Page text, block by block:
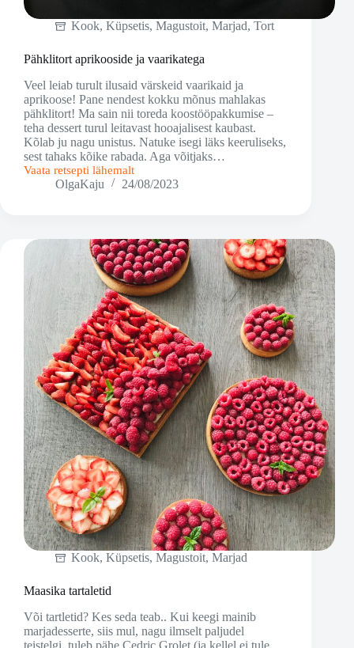
Kook, Küpsetis, Magustoit, Marjad, Tort
Pähklitort aprikooside ja vaarikatega
Veel leiab turult ilusaid värskeid vaarikaid ja
aprikoose! Pane nendest kokku mõnus mahlakas
pähklitort! Ma sain nii toreda koostööpakkumise –
teha dessert turul leitavast hooajalisest kaubast.
Kõlab ju nagu unistus. Natuke isegi läks keeruliseks,
sest tahaks kõike rabada. Aga võitjaks…
Vaata retsepti lähemalt
Pähklitort
aprikoosideOlgaKaju 24/08/2023
Kook, Küpsetis, Magustoit, Marjad
Maasika tartaletid
Või tartletid? Kes seda teab.. Kui keegi mainib
marjadesserte, siis mul, nagu ilmselt paljudel
teistelgi, tuleb pähe Cedric Grolet (ja kellel ei tule,